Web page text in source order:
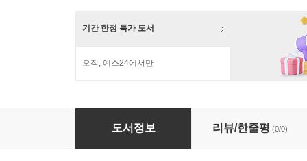
기간 한정 특가 도서
오직, 예스24에서만
용서를 선택하라
도서정보 리뷰/한줄평 (0/0)